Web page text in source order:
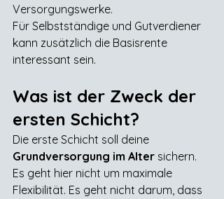
Versorgungswerke.
Für Selbstständige und Gutverdiener
kann zusätzlich die Basisrente
interessant sein.
Was ist der Zweck der
ersten Schicht?
Die erste Schicht soll deine
Grundversorgung im Alter sichern.
Es geht hier nicht um maximale
Flexibilität. Es geht nicht darum, dass